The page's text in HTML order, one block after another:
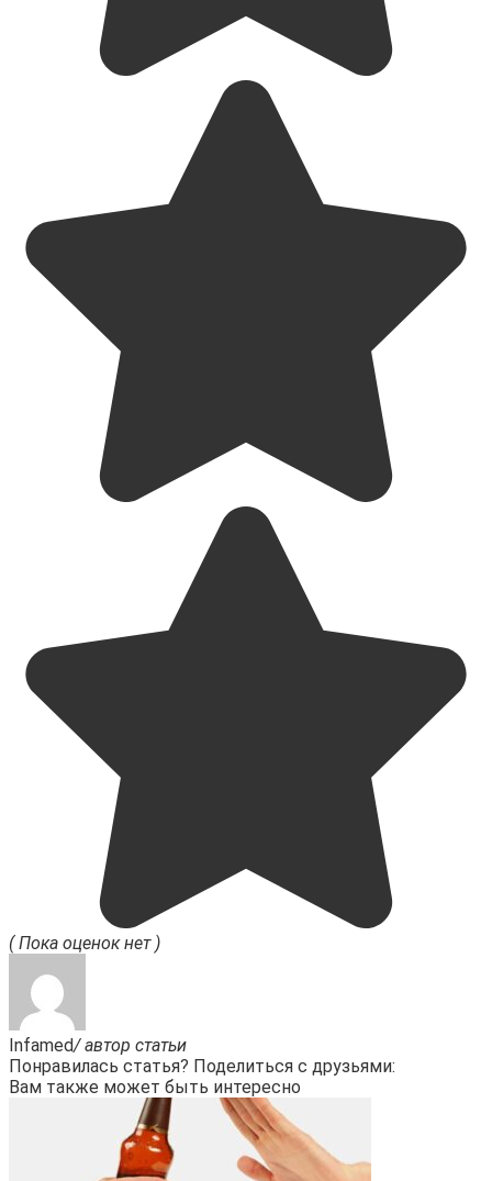
( Пока оценок нет )
Infamed/ автор статьи
Понравилась статья? Поделиться с друзьями:
Вам также может быть интересно